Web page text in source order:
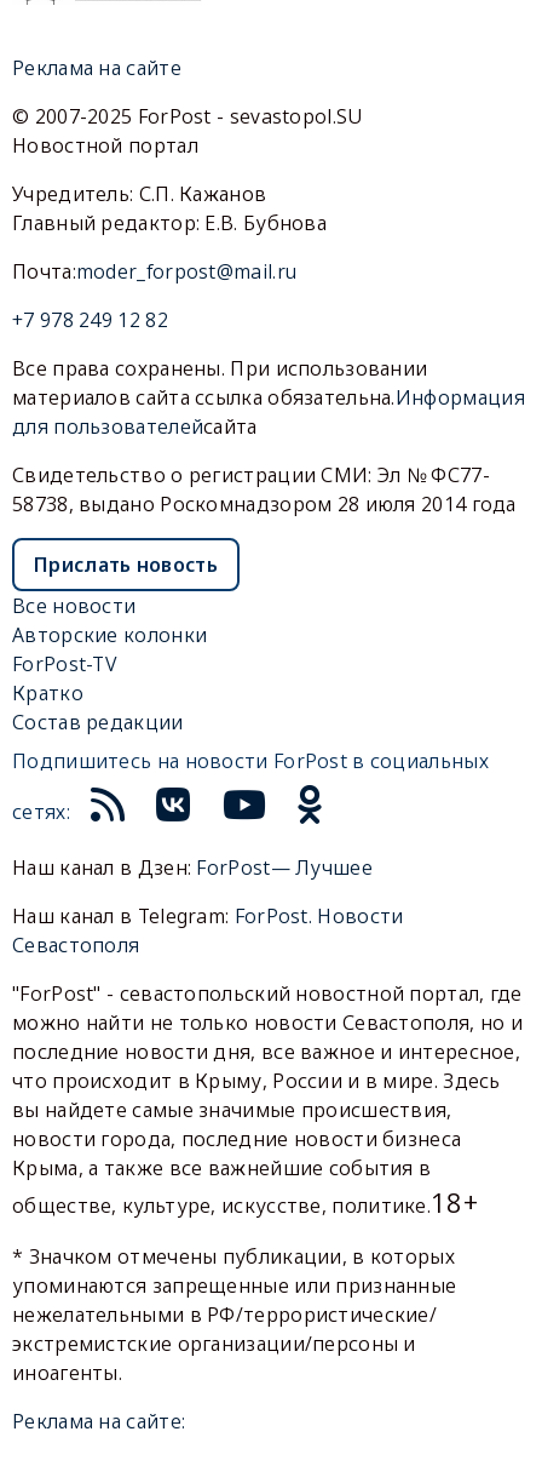
Реклама на сайте
© 2007-2025 ForPost - sevastopol.SU
Новостной портал
Учредитель: С.П. Кажанов
Главный редактор: Е.В. Бубнова
Почта:moder_forpost@mail.ru
+7 978 249 12 82
Все права сохранены. При использовании
материалов сайта ссылка обязательна.Информация
для пользователейсайта
Свидетельство о регистрации СМИ: Эл № ФС77-
58738, выдано Роскомнадзором 28 июля 2014 года
Прислать новость
Все новости
Авторские колонки
ForPost-TV
Кратко
Состав редакции
Подпишитесь на новости ForPost в социальных
сетях:
Наш канал в Дзен: ForPost— Лучшее
Наш канал в Telegram: ForPost. Новости
Севастополя
"ForPost" - севастопольский новостной портал, где
можно найти не только новости Севастополя, но и
последние новости дня, все важное и интересное,
что происходит в Крыму, России и в мире. Здесь
вы найдете самые значимые происшествия,
новости города, последние новости бизнеса
Крыма, а также все важнейшие события в
обществе, культуре, искусстве, политике.18+
* Значком отмечены публикации, в которых
упоминаются запрещенные или признанные
нежелательными в РФ/террористические/
экстремистские организации/персоны и
иноагенты.
Реклама на сайте: